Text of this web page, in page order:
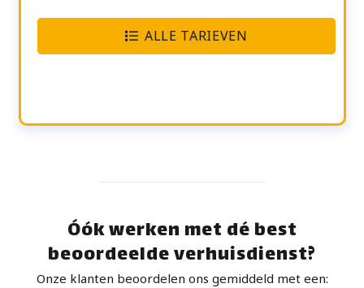
ALLE TARIEVEN
Óók werken met dé best
beoordeelde verhuisdienst?
Onze klanten beoordelen ons gemiddeld met een: